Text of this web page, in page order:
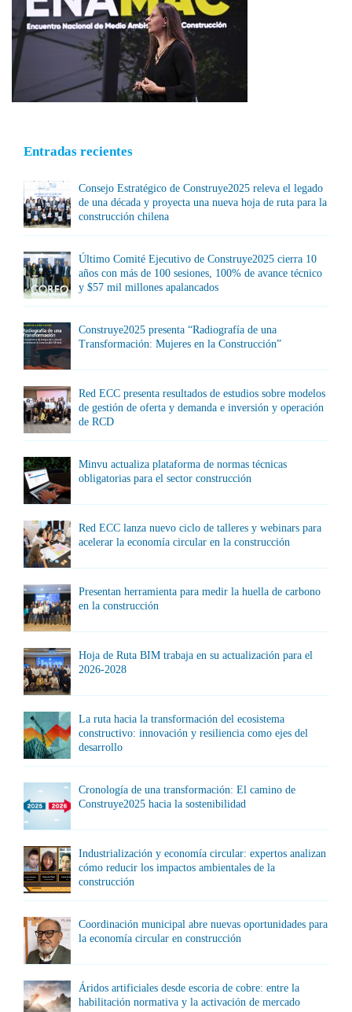
Entradas recientes
Consejo Estratégico de Construye2025 releva el legado
de una década y proyecta una nueva hoja de ruta para la
construcción chilena
Último Comité Ejecutivo de Construye2025 cierra 10
años con más de 100 sesiones, 100% de avance técnico
y $57 mil millones apalancados
Construye2025 presenta “Radiografía de una
Transformación: Mujeres en la Construcción”
Red ECC presenta resultados de estudios sobre modelos
de gestión de oferta y demanda e inversión y operación
de RCD
Minvu actualiza plataforma de normas técnicas
obligatorias para el sector construcción
Red ECC lanza nuevo ciclo de talleres y webinars para
acelerar la economía circular en la construcción
Presentan herramienta para medir la huella de carbono
en la construcción
Hoja de Ruta BIM trabaja en su actualización para el
2026-2028
La ruta hacia la transformación del ecosistema
constructivo: innovación y resiliencia como ejes del
desarrollo
Cronología de una transformación: El camino de
Construye2025 hacia la sostenibilidad
Industrialización y economía circular: expertos analizan
cómo reducir los impactos ambientales de la
construcción
Coordinación municipal abre nuevas oportunidades para
la economía circular en construcción
Áridos artificiales desde escoria de cobre: entre la
habilitación normativa y la activación de mercado